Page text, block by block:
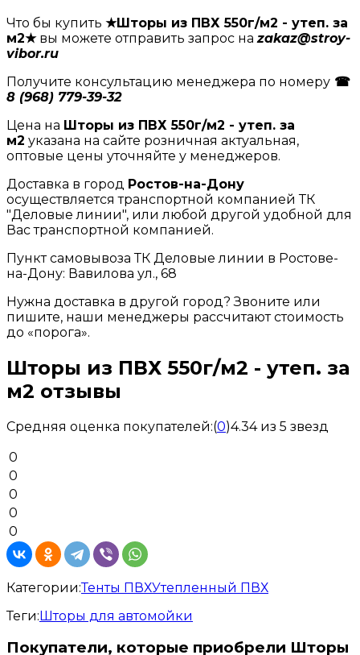
Что бы купить ★Шторы из ПВХ 550г/м2 - утеп. за
м2★вы можете отправить запрос наzakaz@stroy-
vibor.ru
Получите консультацию менеджера по номеру ☎
8 (968) 779-39-32
Цена на Шторы из ПВХ 550г/м2 - утеп. за
м2 указана на сайте розничная актуальная,
оптовые цены уточняйте у менеджеров.
Доставка в город Ростов-на-Дону
осуществляется транспортной компанией ТК
"Деловые линии", или любой другой удобной для
Вас транспортной компанией.
Пункт самовывоза ТК Деловые линии в Ростове-
на-Дону: Вавилова ул., 68
Нужна доставка в другой город? Звоните или
пишите, наши менеджеры рассчитают стоимость
до «порога».
Шторы из ПВХ 550г/м2 - утеп. за
м2 отзывы
Средняя оценка покупателей:(0)4.34 из 5 звезд
0
0
0
0
0
Категории:Тенты ПВХУтепленный ПВХ
Теги:Шторы для автомойки
Покупатели, которые приобрели Шторы